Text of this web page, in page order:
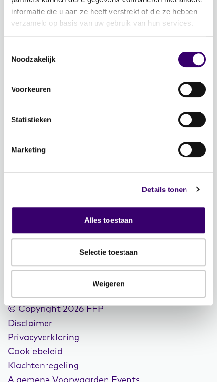
informatie die u aan ze heeft verstrekt of die ze hebben
verzameld op basis van uw gebruik van hun services.
Noodzakelijk
Voorkeuren
Statistieken
Marketing
Details tonen
Alles toestaan
Selectie toestaan
Weigeren
Lidmaatschap
Veelgestelde vragen
Contactgegevens
Volg FFP
© Copyright 2026 FFP
Disclaimer
Privacyverklaring
Cookiebeleid
Klachtenregeling
Algemene Voorwaarden Events